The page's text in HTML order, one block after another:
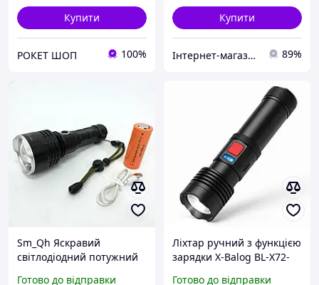
Купити
РОКЕТ ШОП 100%
Купити
Інтернет-магазин 1001 Дрібниця 89%
Sm_Qh Яскравий
світлодіодний потужний
Готово до відправки
Ліхтар ручний з функцією
зарядки X-Balog BL-X72-
Готово до відправки